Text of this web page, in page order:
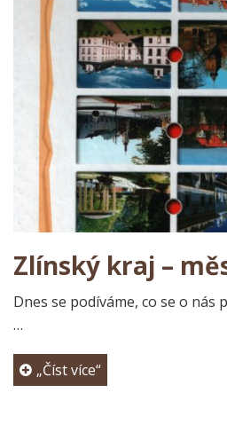
Zlínský kraj –
Dnes se podíváme, co se o nás
…
„Číst více“